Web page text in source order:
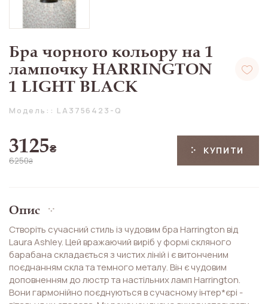
Бра чорного кольору на 1
лампочку HARRINGTON
1 LIGHT BLACK
Модель:: LA3756423-Q
3125₴
6250₴
КУПИТИ
Опис
Створіть сучасний стиль із чудовим бра Harrington від
Laura Ashley. Цей вражаючий виріб у формі скляного
барабана складається з чистих ліній і є витонченим
поєднанням скла та темного металу. Він є чудовим
доповненням до люстр та настільних ламп Harrington.
Вони гармонійно поєднуються в сучасному інтер*єрі -